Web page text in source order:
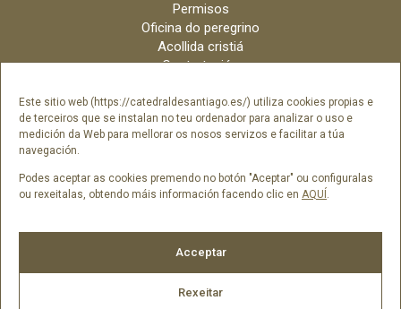
Este sitio web (https://catedraldesantiago.es/) utiliza cookies propias e
de terceiros que se instalan no teu ordenador para analizar o uso e
medición da Web para mellorar os nosos servizos e facilitar a túa
navegación.
Podes aceptar as cookies premendo no botón "Aceptar" ou configuralas
ou rexeitalas, obtendo máis información facendo clic en AQUÍ.
Acceptar
Rexeitar
Permisos
Oficina do peregrino
Acollida cristiá
Contratación
Arquidiócese
Créditos
Catálogo Dixital